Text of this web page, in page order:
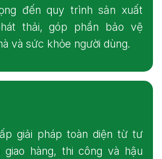
đến quy trình sản xuất
thải, góp phần bảo vệ
và sức khỏe người dùng.
giải pháp toàn diện từ tư
hàng, thi công và hậu